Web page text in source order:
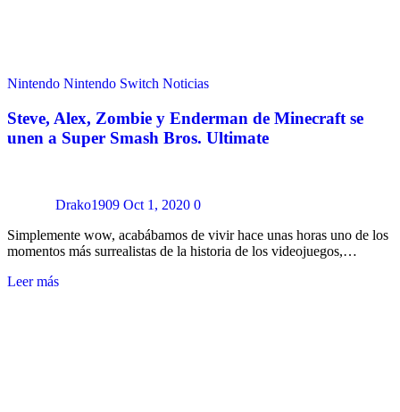
Nintendo Nintendo Switch Noticias
Steve, Alex, Zombie y Enderman de Minecraft se
unen a Super Smash Bros. Ultimate
Drako1909 Oct 1, 2020 0
Simplemente wow, acabábamos de vivir hace unas horas uno de los
momentos más surrealistas de la historia de los videojuegos,…
Leer más